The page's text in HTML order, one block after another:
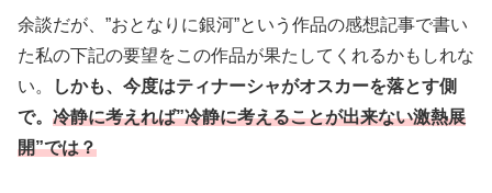
余談だが、”おとなりに銀河”という作品の感想記事で書い
た私の下記の要望をこの作品が果たしてくれるかもしれな
い。
しかも、今度はティナーシャがオスカーを落とす側
で。 冷静に考えれば”冷静に考えることが出来ない激熱展
開”では？